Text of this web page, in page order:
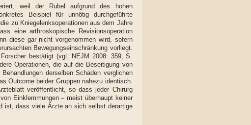
weil der Rubel aufgrund des hohen
Beispiel für unnötig durchgeführte
zu Kniegelenksoperationen aus dem Jahre
eine arthroskopische Revisionsoperation
diese gar nicht vorgenommen wird, sofern
Bewegungseinschränkung vorliegt.
bestätigt (vgl. NEJM 2008: 359, S.
Operationen, die auf die Beseitigung von
derselben Schäden verglichen
Outcome beider Gruppen nahezu identisch.
veröffentlicht, so dass jeder Chirurg
Einklemmungen – meist überhaupt keiner
ist, dass viele Ärzte an sich selbst derartige